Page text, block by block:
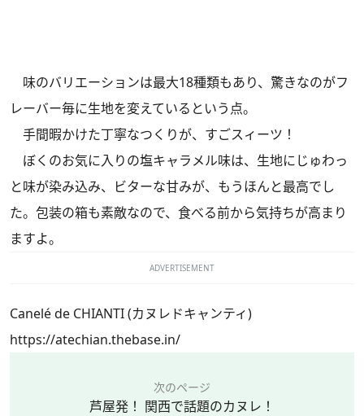
味のバリエーションは最大18種類もあり、驚きなのがフ
レーバー毎に生地を変えているという点。
手間暇かけた丁寧なつくりが、すごスィーツ！
ぼくのお気に入りの塩キャラメル味は、生地にじゅわっ
と味が染み込み、ビターな甘みが、もうほんと最高でし
た。包装の箱も素敵なので、食べる前から気持ちが高まり
ますよ。
ADVERTISEMENT
Canelé de CHIANTI (カヌレドキャンティ)
https://atechian.thebase.in/
次のページ
芦屋発！ 関西で話題のカヌレ！